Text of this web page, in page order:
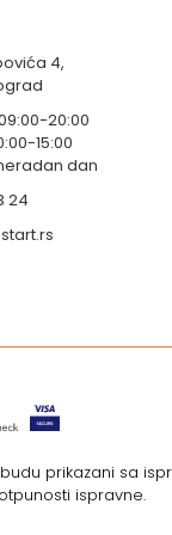
4,
20:00
15:00
dan
24
prikazani sa
ispravne.